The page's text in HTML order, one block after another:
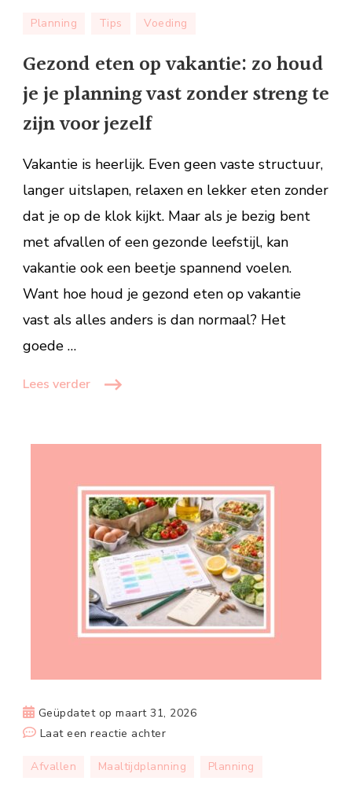
eten
vakantie:
zo
planning
vast
zonder
streng
zijn
voor
jezelf
Planning Tips Voeding
Gezond eten op vakantie: zo houd
je je planning vast zonder streng te
zijn voor jezelf
Vakantie is heerlijk. Even geen vaste structuur,
langer uitslapen, relaxen en lekker eten zonder
dat je op de klok kijkt. Maar als je bezig bent
met afvallen of een gezonde leefstijl, kan
vakantie ook een beetje spannend voelen.
Want hoe houd je gezond eten op vakantie
vast als alles anders is dan normaal? Het
goede …
Lees verder
Geüpdatet opmaart 31, 2026
Laat een reactie achterop
vooruit
Afvallen Maaltijdplanning Planning